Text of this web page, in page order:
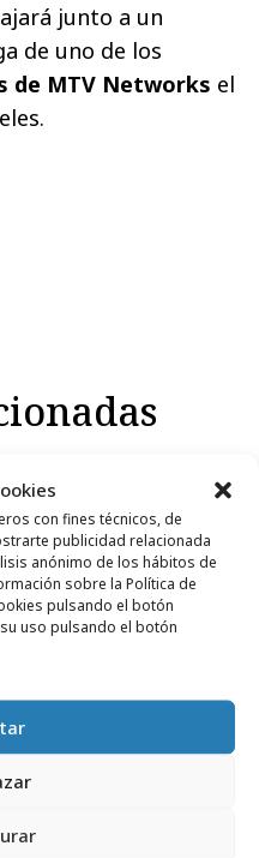
con fines técnicos, de
publicidad relacionada
anónimo de los hábitos de
sobre la Política de
pulsando el botón
uso pulsando el botón
junto a un
de uno de los
de MTV Networks el